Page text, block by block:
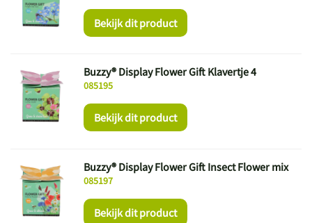
Bekijk dit product
085195
Buzzy® Display Flower Gift Klavertje 4
Bekijk dit product
085197
Buzzy® Display Flower Gift Insect Flower mix
Bekijk dit product